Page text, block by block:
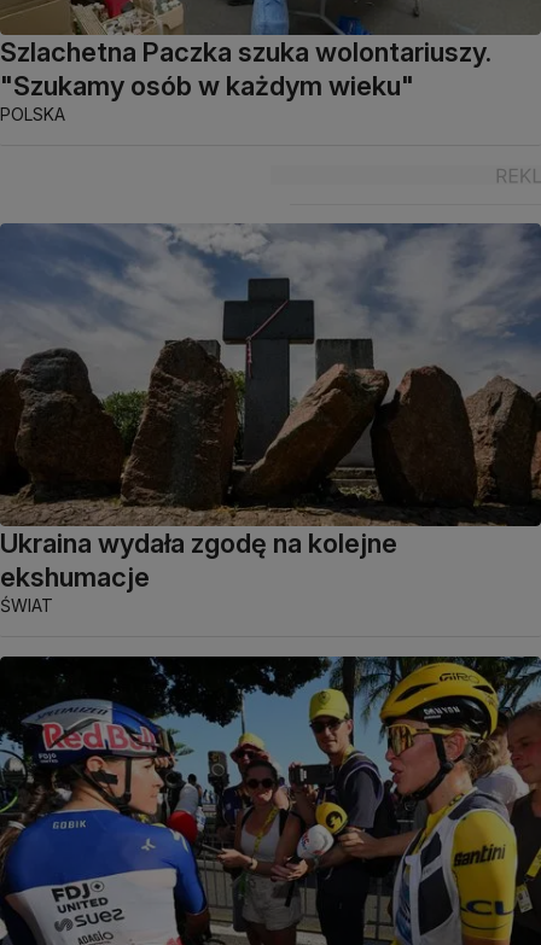
Szlachetna Paczka szuka wolontariuszy.
"Szukamy osób w każdym wieku"
POLSKA
Ukraina wydała zgodę na kolejne
ekshumacje
ŚWIAT